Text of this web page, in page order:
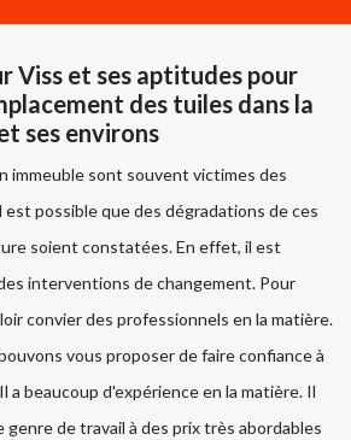
Viss et ses aptitudes pour
des tuiles dans la
ses environs
immeuble sont souvent victimes des
possible que des dégradations de ces
soient constatées. En effet, il est
interventions de changement. Pour
convier des professionnels en la matière.
vous proposer de faire confiance à
a beaucoup d'expérience en la matière. Il
de travail à des prix très abordables